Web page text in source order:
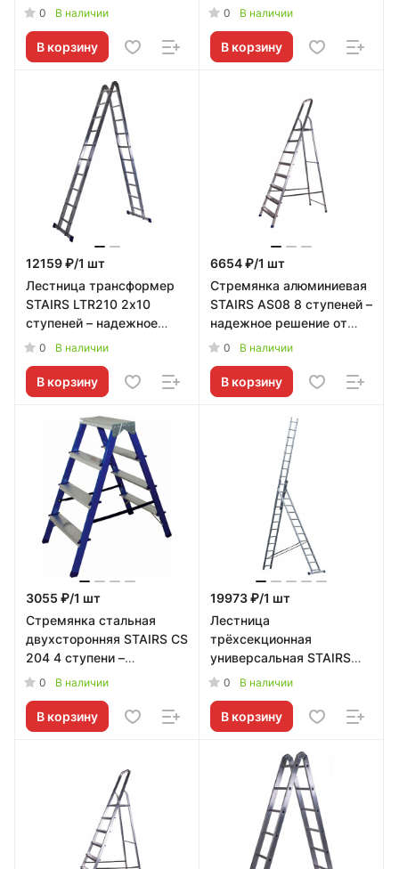
14 ступеней – надежное
0 В наличии
В корзину
17 ступеней – надежное
0 В наличии
В корзину
12159 ₽/1 шт
Лестница трансформер
STAIRS LTR210 2х10
ступеней – надежное
решение от STAIRS
0 В наличии
В корзину
6654 ₽/1 шт
Стремянка алюминиевая
STAIRS AS08 8 ступеней –
надежное решение от
STAIRS
0 В наличии
В корзину
3055 ₽/1 шт
Стремянка стальная
двухсторонняя STAIRS CS
204 4 ступени –
надежное решение от
0 В наличии
В корзину
19973 ₽/1 шт
Лестница
трёхсекционная
универсальная STAIRS
AL312 12 ступеней –
STAIRS
0 В наличии
В корзину